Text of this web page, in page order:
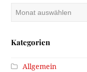
Kategorien
Allgemein